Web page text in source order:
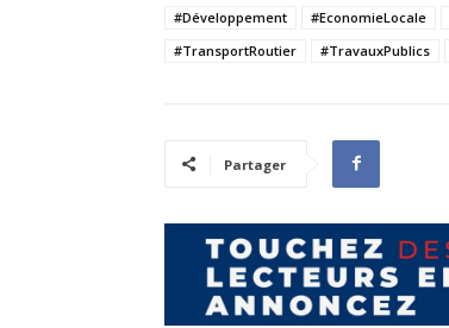
#Développement
#EconomieLocale
#TransportRoutier
#TravauxPublics
Partager